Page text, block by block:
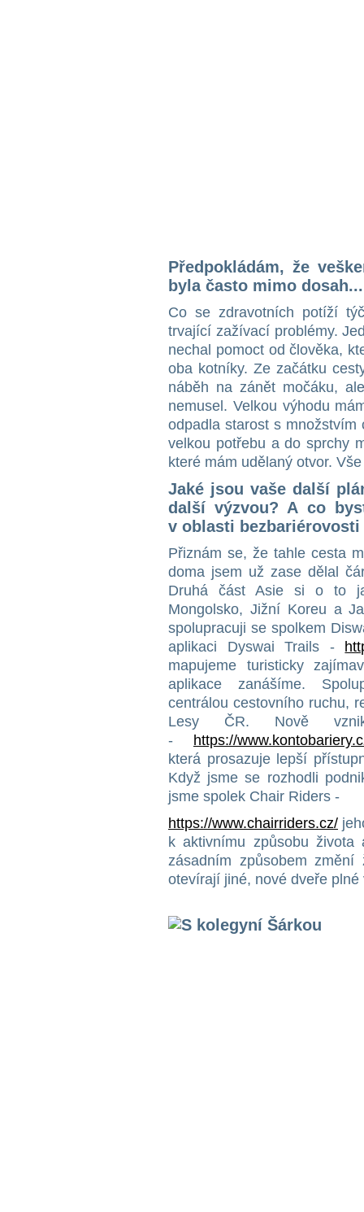
Předpokládám, že
byla často mimo dosah...
Co se zdravotních potíží
trvající zažívací problémy.
nechal pomoct od člověka,
oba kotníky. Ze začátku
náběh na zánět močáku,
nemusel. Velkou výhodu
odpadla starost s
velkou potřebu a do sprchy
které mám udělaný otvor.
Jaké jsou vaše další
další výzvou? A co
v oblasti
Přiznám se, že tahle cesta
doma jsem už zase dělal
Druhá část Asie si o to
Mongolsko, Jižní Koreu a
spolupracuji se spolkem
aplikaci Dyswai Trails -
mapujeme turisticky
aplikace zanášíme.
centrálou cestovního ruchu,
Lesy ČR. Nově
- https://
která prosazuje lepší
Když jsme se rozhodli
jsme spolek Chair Riders -
https://www.chairriders.cz/
k aktivnímu způsobu
zásadním způsobem
otevírají jiné, nové dveře plné